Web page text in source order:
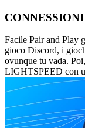
Facile Pair and Play
gioco Discord, i
ovunque tu vada.
LIGHTSPEED con